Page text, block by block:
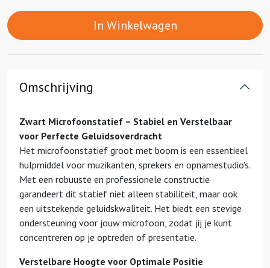
In Winkelwagen
Omschrijving
Zwart Microfoonstatief – Stabiel en Verstelbaar
voor Perfecte Geluidsoverdracht
Het microfoonstatief groot met boom is een essentieel
hulpmiddel voor muzikanten, sprekers en opnamestudio's.
Met een robuuste en professionele constructie
garandeert dit statief niet alleen stabiliteit, maar ook
een uitstekende geluidskwaliteit. Het biedt een stevige
ondersteuning voor jouw microfoon, zodat jij je kunt
concentreren op je optreden of presentatie.
Verstelbare Hoogte voor Optimale Positie